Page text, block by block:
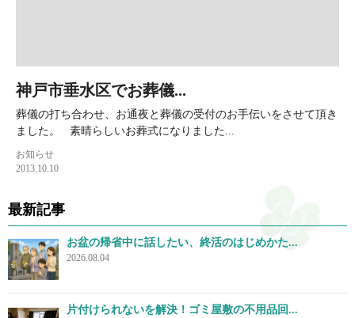
神戸市垂水区でお葬儀...
葬儀の打ち合わせ、お通夜と葬儀の受付のお手伝いをさせて頂き
ました。 素晴らしいお葬式になりました...
お知らせ
2013.10.10
最新記事
お盆の帰省中に話したい、終活のはじめかた...
2026.08.04
片付けられないを解決！ゴミ屋敷の不用品回...